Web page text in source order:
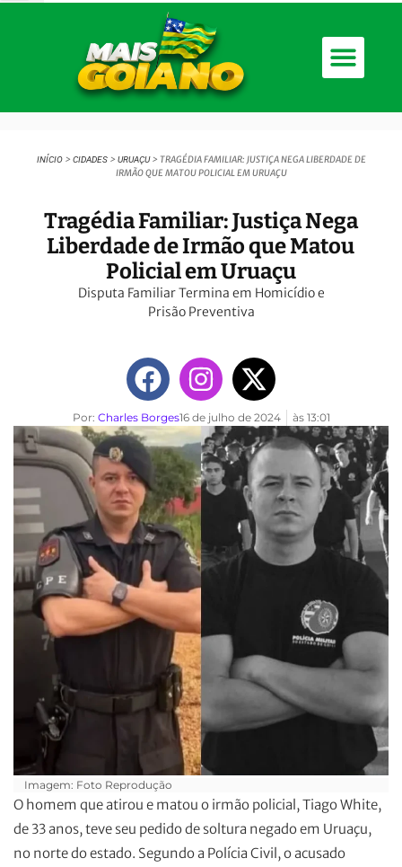
INÍCIO> CIDADES> URUAÇU> TRAGÉDIA FAMILIAR: JUSTIÇA NEGA LIBERDADE DE
IRMÃO QUE MATOU POLICIAL EM URUAÇU
Tragédia Familiar: Justiça Nega
Liberdade de Irmão que Matou
Policial em Uruaçu
Disputa Familiar Termina em Homicídio e
Prisão Preventiva
Por: Charles Borges16 de julho de 2024 às 13:01
Imagem: Foto Reprodução
O homem que atirou e matou o irmão policial, Tiago White,
de 33 anos, teve seu pedido de soltura negado em Uruaçu,
no norte do estado. Segundo a Polícia Civil, o acusado